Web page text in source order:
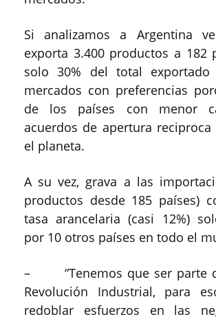
Si analizamos a Argentina
exporta 3.400 productos a 182
solo 30% del total exportado
mercados con preferencias
de los países con menor
acuerdos de apertura reciproca
el planeta.
A su vez, grava a las
productos desde 185 países)
tasa arancelaria (casi 12%)
por 10 otros países en todo el
– “Tenemos que ser parte
Revolución Industrial, para
redoblar esfuerzos en las